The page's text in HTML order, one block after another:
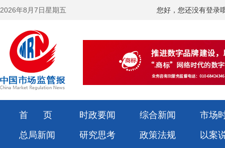
2026年8月7日星期五 您好，您还没有登录
首 页 时政要闻 综合新闻
市场
总局新闻
研究思考 政策法规 以案